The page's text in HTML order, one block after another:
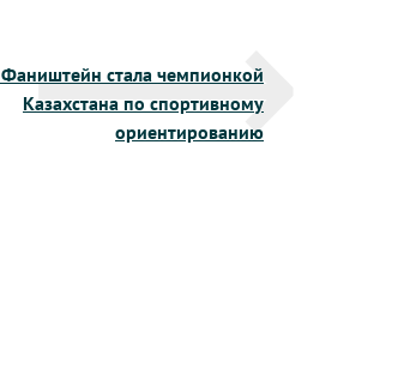
стала чемпионкой
Казахстана по спортивному
ориентированию